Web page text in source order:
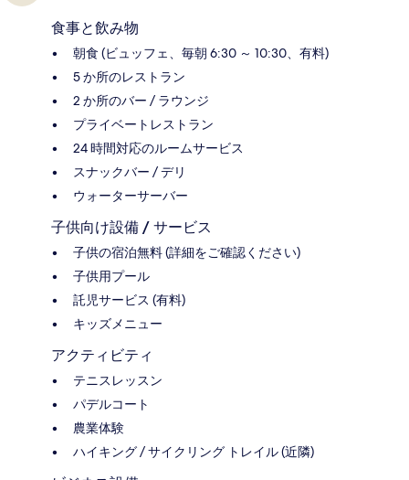
食事と飲み物
朝食 (ビュッフェ、毎朝 6:30 ～ 10:30、有料)
5 か所のレストラン
2 か所のバー / ラウンジ
プライベートレストラン
24 時間対応のルームサービス
スナックバー / デリ
ウォーターサーバー
子供向け設備 / サービス
子供の宿泊無料 (詳細をご確認ください)
子供用プール
託児サービス (有料)
キッズメニュー
アクティビティ
テニスレッスン
パデルコート
農業体験
ハイキング / サイクリング トレイル (近隣)